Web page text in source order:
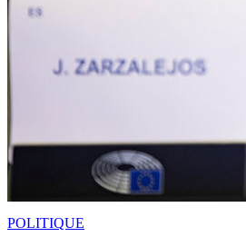
POLITIQUE